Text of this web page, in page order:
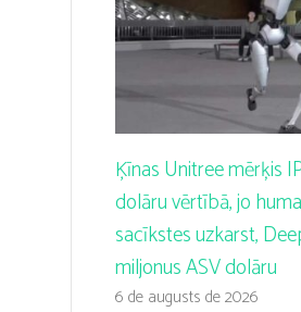
Ķīnas Unitree mērķis
dolāru vērtībā, jo
sacīkstes uzkarst,
miljonus ASV dolāru
6 de augusts de 2026